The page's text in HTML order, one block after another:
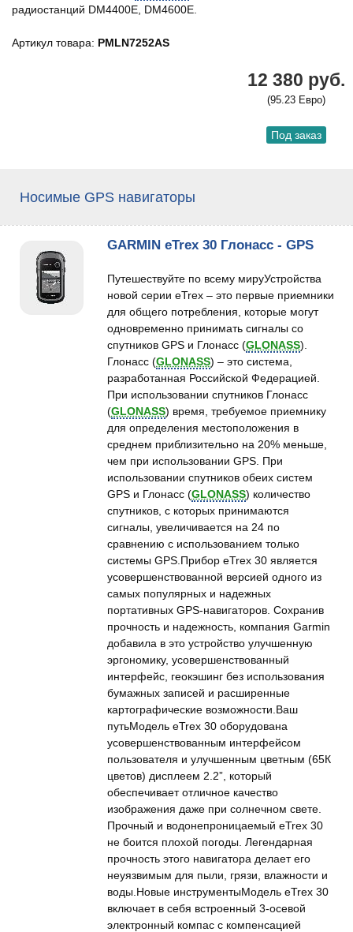
радиостанций DM4400E, DM4600E.
Артикул товара: PMLN7252AS
12 380 руб.
(95.23 Евро)
Под заказ
Носимые GPS навигаторы
GARMIN eTrex 30 Глонасс - GPS
Путешествуйте по всему мируУстройства
новой серии eTrex – это первые приемники
для общего потребления, которые могут
одновременно принимать сигналы со
спутников GPS и Глонасс (GLONASS).
Глонасс (GLONASS) – это система,
разработанная Российской Федерацией.
При использовании спутников Глонасс
(GLONASS) время, требуемое приемнику
для определения местоположения в
среднем приблизительно на 20% меньше,
чем при использовании GPS. При
использовании спутников обеих систем
GPS и Глонасс (GLONASS) количество
спутников, с которых принимаются
сигналы, увеличивается на 24 по
сравнению с использованием только
системы GPS.Прибор eTrex 30 является
усовершенствованной версией одного из
самых популярных и надежных
портативных GPS-навигаторов. Сохранив
прочность и надежность, компания Garmin
добавила в это устройство улучшенную
эргономику, усовершенствованный
интерфейс, геокэшинг без использования
бумажных записей и расширенные
картографические возможности.Ваш
путьМодель eTrex 30 оборудована
усовершенствованным интерфейсом
пользователя и улучшенным цветным (65К
цветов) дисплеем 2.2”, который
обеспечивает отличное качество
изображения даже при солнечном свете.
Прочный и водонепроницаемый eTrex 30
не боится плохой погоды. Легендарная
прочность этого навигатора делает его
неуязвимым для пыли, грязи, влажности и
воды.Новые инструментыМодель eTrex 30
включает в себя встроенный 3-осевой
электронный компас с компенсацией